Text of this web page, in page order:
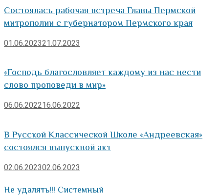
Состоялась рабочая встреча Главы Пермской
митрополии с губернатором Пермского края
01.06.202321.07.2023
«Господь благословляет каждому из нас нести
слово проповеди в мир»
06.06.202216.06.2022
В Русской Классической Школе «Андреевская»
состоялся выпускной акт
02.06.202302.06.2023
Не удалять!!! Системный